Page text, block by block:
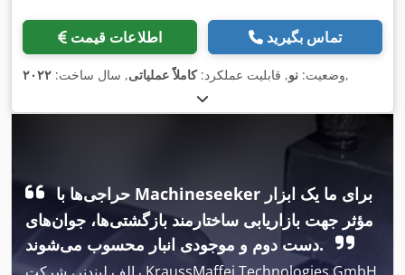
اطلاعات قیمت تماس بگیرید
وضعیت: نو, قابلیت عملکرد:کاملاً عملیاتی, سال ساخت: ۲۰۲۲ ,
حراجی‌ها با Machineseeker برای ما یک ابزار
مؤثر جهت بازاریابی ساختارمند بازگشتی‌ها، جوان‌های
دست دوم و موجودی انبار محسوب می‌شوند.